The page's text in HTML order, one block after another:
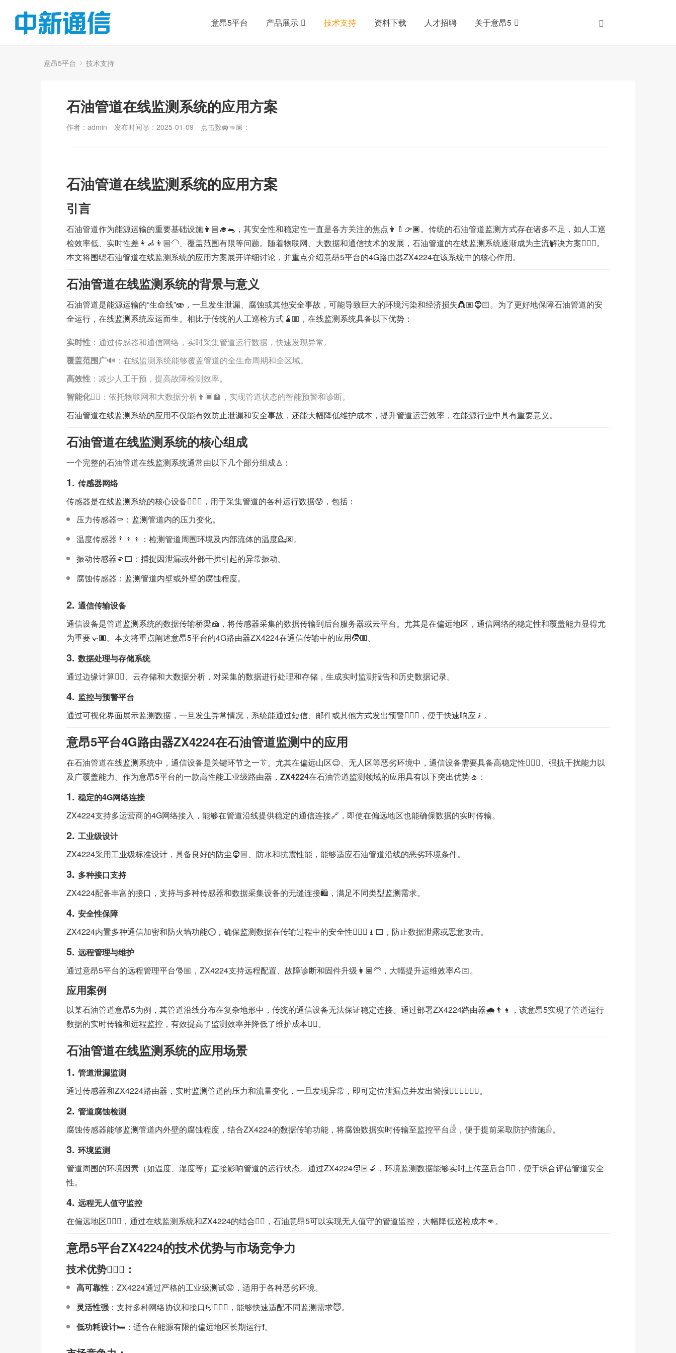
意昂5平台 产品展示 技术支持 资料下载 人才招聘 关于意昂5
意昂5平台 技术支持
石油管道在线监测系统的应用方案
作者：admin 发布时间🥈：2025-01-09 点击数🛄👊🏽：
石油管道在线监测系统的应用方案
引言
石油管道作为能源运输的重要基础设施👩🏼‍🎓🐀，其安全性和稳定性一直是各方关注的焦点👩‍🍼👉🏿。传统的石油管道监测方式存在诸多不足，如人工巡
检效率低、实时性差👩‍🦽👨🏼‍🦲、覆盖范围有限等问题。随着物联网、大数据和通信技术的发展，石油管道的在线监测系统逐渐成为主流解决方案🧜🏼‍♀️。
本文将围绕石油管道在线监测系统的应用方案展开详细讨论，并重点介绍意昂5平台的4G路由器ZX4224在该系统中的核心作用。
石油管道在线监测系统的背景与意义
石油管道是能源运输的“生命线”🫨，一旦发生泄漏、腐蚀或其他安全事故，可能导致巨大的环境污染和经济损失👸🏽🧔🏻。为了更好地保障石油管道的安
全运行，在线监测系统应运而生。相比于传统的人工巡检方式🫄🏼，在线监测系统具备以下优势：
实时性 ：通过传感器和通信网络，实时采集管道运行数据，快速发现异常。
覆盖范围广🔊：在线监测系统能够覆盖管道的全生命周期和全区域。
高效性 ：减少人工干预，提高故障检测效率。
智能化✍🏼：依托物联网和大数据分析👨🏿‍🏫，实现管道状态的智能预警和诊断。
石油管道在线监测系统的应用不仅能有效防止泄漏和安全事故，还能大幅降低维护成本，提升管道运营效率，在能源行业中具有重要意义。
石油管道在线监测系统的核心组成
一个完整的石油管道在线监测系统通常由以下几个部分组成♙：
1. 传感器网络
传感器是在线监测系统的核心设备🙅🏽‍♂️，用于采集管道的各种运行数据😰，包括：
压力传感器⚰️：监测管道内的压力变化。
温度传感器👨‍👦‍👦：检测管道周围环境及内部流体的温度💁🏿。
振动传感器🫵🏻：捕捉因泄漏或外部干扰引起的异常振动。
腐蚀传感器：监测管道内壁或外壁的腐蚀程度。
2. 通信传输设备
通信设备是管道监测系统的数据传输桥梁🍰，将传感器采集的数据传输到后台服务器或云平台。尤其是在偏远地区，通信网络的稳定性和覆盖能力显得尤
为重要🤛🏿。本文将重点阐述意昂5平台的4G路由器ZX4224在通信传输中的应用🧒🏼。
3. 数据处理与存储系统
通过边缘计算👮‍♂️、云存储和大数据分析，对采集的数据进行处理和存储，生成实时监测报告和历史数据记录。
4. 监控与预警平台
通过可视化界面展示监测数据，一旦发生异常情况，系统能通过短信、邮件或其他方式发出预警👩🏽‍⚖️，便于快速响应🧎。
意昂5平台4G路由器ZX4224在石油管道监测中的应用
在石油管道在线监测系统中，通信设备是关键环节之一👔。尤其在偏远山区😉、无人区等恶劣环境中，通信设备需要具备高稳定性🙋🏼‍♂️、强抗干扰能力以
及广覆盖能力。作为意昂5平台的一款高性能工业级路由器， ZX4224在石油管道监测领域的应用具有以下突出优势🚣：
1. 稳定的4G网络连接
ZX4224支持多运营商的4G网络接入，能够在管道沿线提供稳定的通信连接🔗，即使在偏远地区也能确保数据的实时传输。
2. 工业级设计
ZX4224采用工业级标准设计，具备良好的防尘🧔🏼、防水和抗震性能，能够适应石油管道沿线的恶劣环境条件。
3. 多种接口支持
ZX4224配备丰富的接口，支持与多种传感器和数据采集设备的无缝连接🛍️，满足不同类型监测需求。
4. 安全性保障
ZX4224内置多种通信加密和防火墙功能🕕，确保监测数据在传输过程中的安全性💇🏽‍♂️🧎🏻，防止数据泄露或恶意攻击。
5. 远程管理与维护
通过意昂5平台的远程管理平台🎅🏼，ZX4224支持远程配置、故障诊断和固件升级👩🏽‍🦳，大幅提升运维效率🙎🏻。
应用案例
以某石油管道意昂5为例，其管道沿线分布在复杂地形中，传统的通信设备无法保证稳定连接。通过部署ZX4224路由器🌧👨‍👧，该意昂5实现了管道运行
数据的实时传输和远程监控，有效提高了监测效率并降低了维护成本👇🏿。
石油管道在线监测系统的应用场景
1. 管道泄漏监测
通过传感器和ZX4224路由器，实时监测管道的压力和流量变化，一旦发现异常，即可定位泄漏点并发出警报🏄🏿‍♀️🤹🏽‍♀️。
2. 管道腐蚀检测
腐蚀传感器能够监测管道内外壁的腐蚀程度，结合ZX4224的数据传输功能，将腐蚀数据实时传输至监控平台𓀚，便于提前采取防护措施𓀁。
3. 环境监测
管道周围的环境因素（如温度、湿度等）直接影响管道的运行状态。通过ZX4224🧑🏽‍🔬，环境监测数据能够实时上传至后台🤦‍♀️，便于综合评估管道安全
性。
4. 远程无人值守监控
在偏远地区👮🏼‍♀️，通过在线监测系统和ZX4224的结合🏊🏻，石油意昂5可以实现无人值守的管道监控，大幅降低巡检成本👊。
意昂5平台ZX4224的技术优势与市场竞争力
技术优势🧗🏼‍♂️：
高可靠性 ：ZX4224通过严格的工业级测试😟，适用于各种恶劣环境。
灵活性强 ：支持多种网络协议和接口🎼👳🏼‍♂️，能够快速适配不同监测需求😇。
低功耗设计🛏：适合在能源有限的偏远地区长期运行❗️。